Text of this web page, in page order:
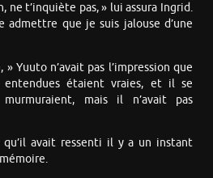
ne t’inquiète pas, » lui assura Ingrid.
admettre que je suis jalouse d’une
» Yuuto n’avait pas l’impression que
entendues étaient vraies, et il se
mais il n’avait pas
avait ressenti il y a un instant